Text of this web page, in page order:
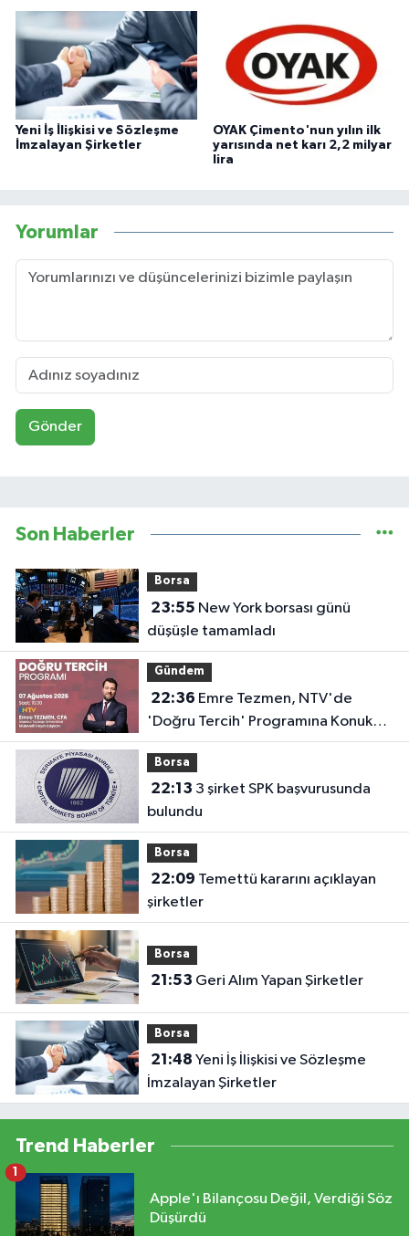
Yeni İş İlişkisi ve Sözleşme
İmzalayan Şirketler
OYAK Çimento'nun yılın ilk
yarısında net karı 2,2 milyar
lira
Yorumlar
Gönder
Son Haberler
Borsa
23:55
düşüşle tamamladı
Gündem
22:36
'Doğru Tercih' Programına Konuk
Olacak
Borsa
22:13
bulundu
Borsa
22:09
şirketler
Borsa
21:53 Geri Alım Yapan Şirketler
Borsa
21:48
İmzalayan Şirketler
Trend Haberler
Apple'ı Bilançosu Değil, Verdiği Söz
Düşürdü
1